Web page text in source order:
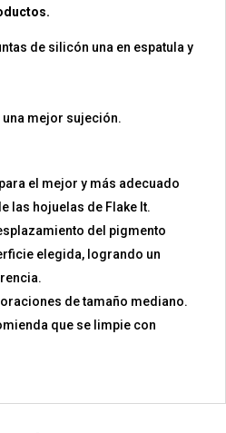
de silicón una en espatula y
mejor sujeción.
el mejor y más adecuado
las hojuelas de Flake It.
del pigmento
elegida, logrando un
de tamaño mediano.
que se limpie con